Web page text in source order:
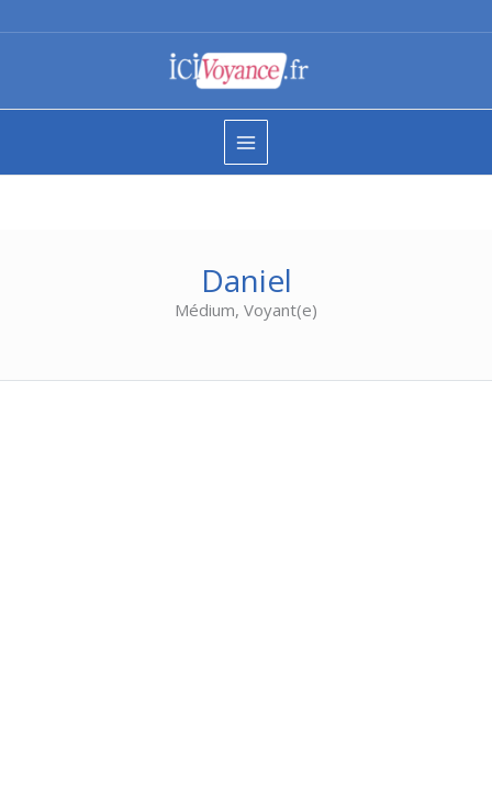
au
Daniel
Médium, Voyant(e)